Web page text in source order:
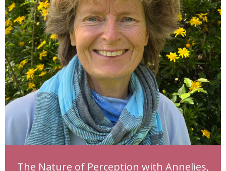
The Nature of Perception with Annelies,